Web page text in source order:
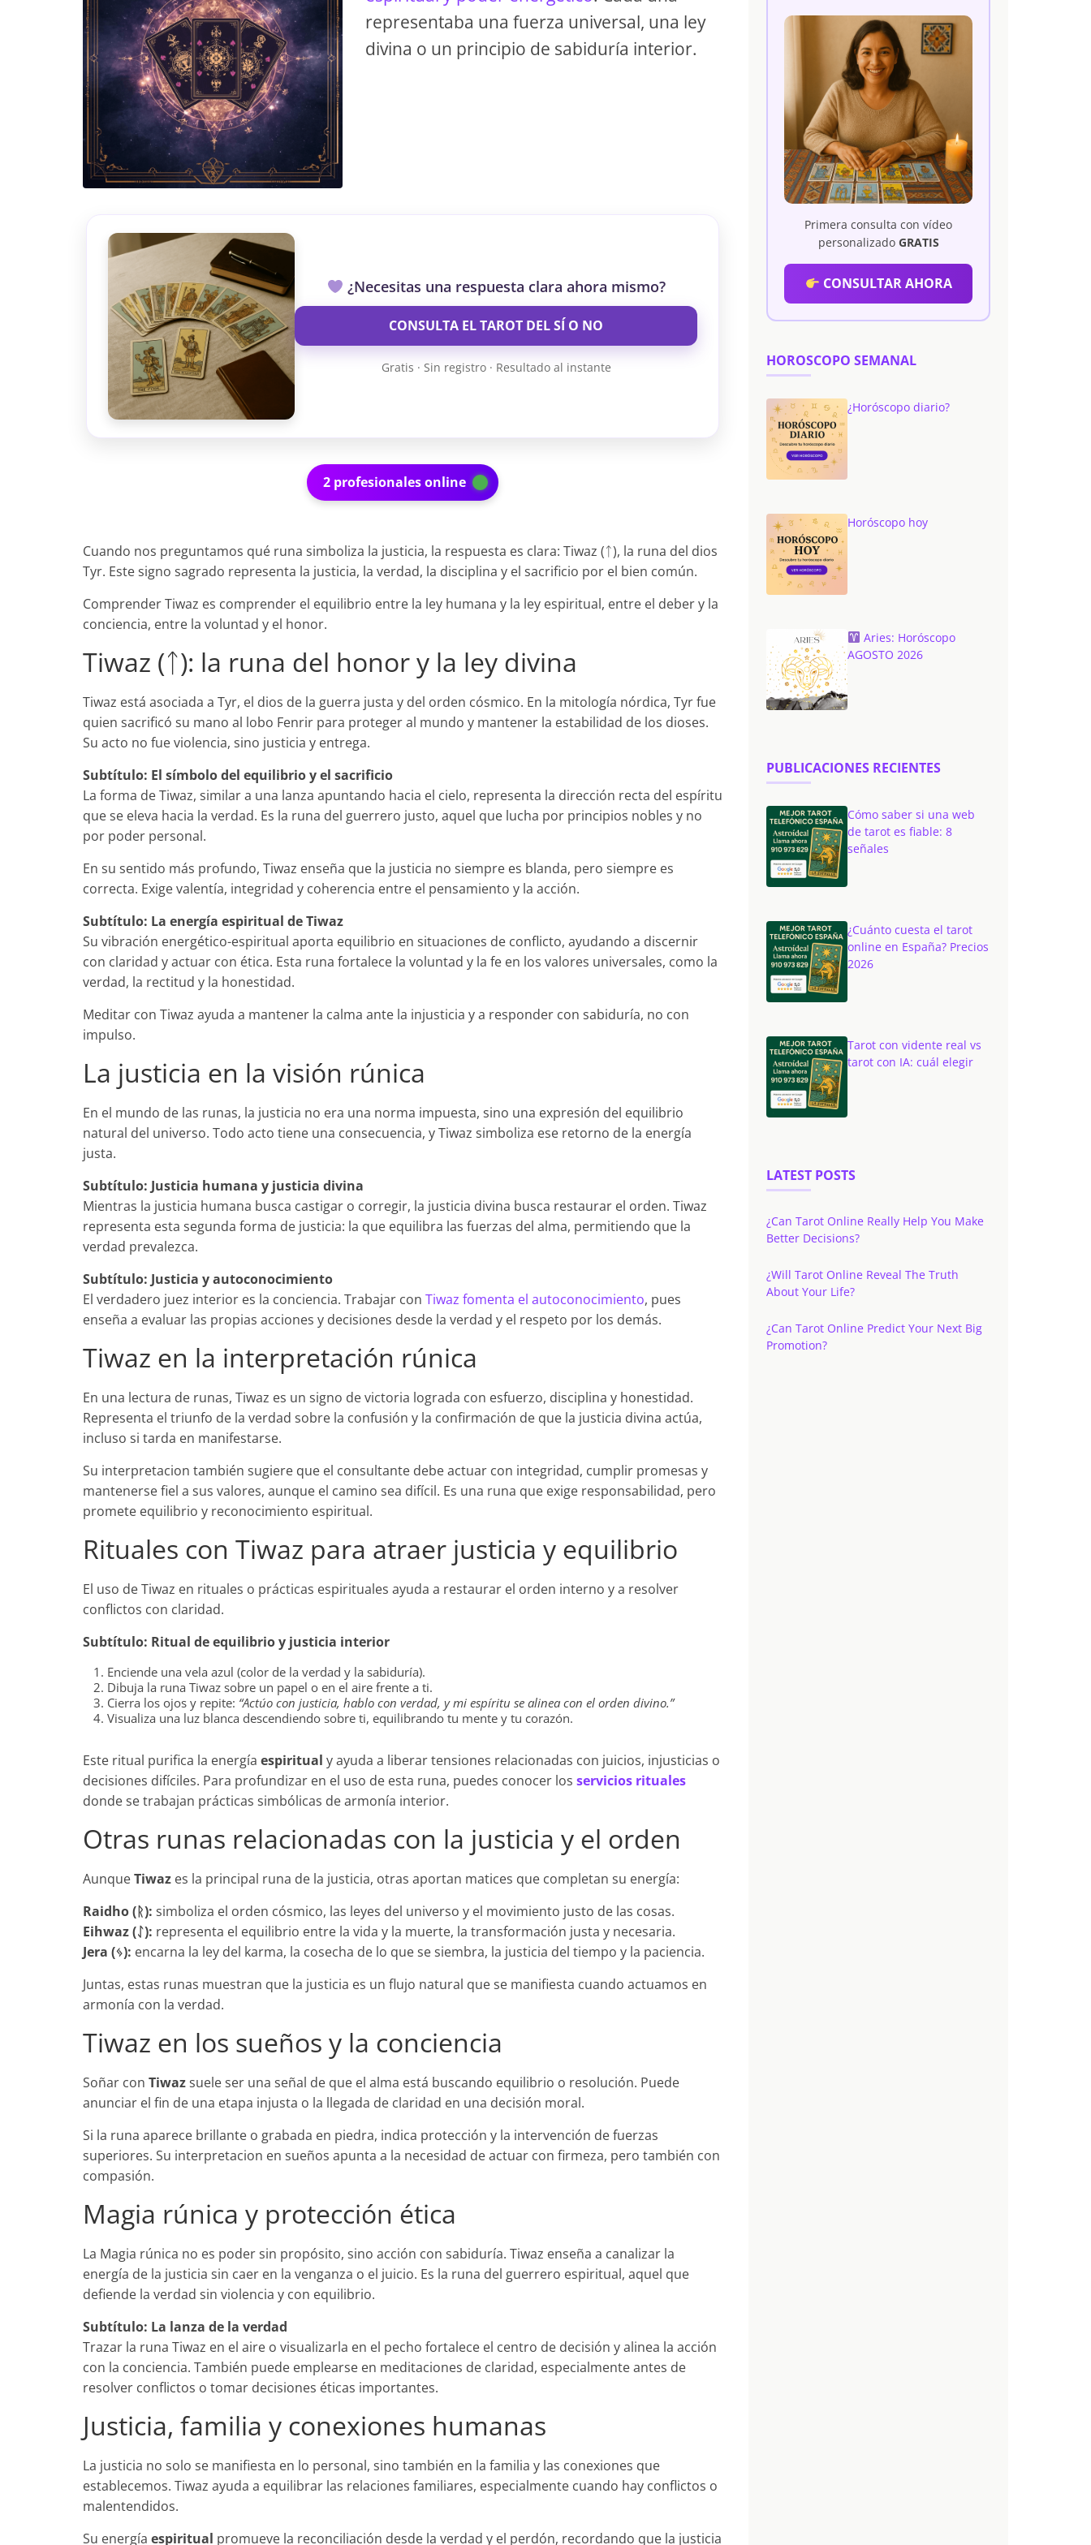
representaba una fuerza universal, una ley
divina o un principio de sabiduría interior.
¿Necesitas una respuesta clara ahora mismo?
CONSULTA EL TAROT DEL SÍ O NO
Gratis · Sin registro · Resultado al instante
2 profesionales online
Cuando nos preguntamos qué runa simboliza la justicia, la respuesta es clara: Tiwaz (ᛏ), la runa del dios
Tyr. Este signo sagrado representa la justicia, la verdad, la disciplina y el sacrificio por el bien común.
Comprender Tiwaz es comprender el equilibrio entre la ley humana y la ley espiritual, entre el deber y la
conciencia, entre la voluntad y el honor.
Tiwaz (ᛏ): la runa del honor y la ley divina
Tiwaz está asociada a Tyr, el dios de la guerra justa y del orden cósmico. En la mitología nórdica, Tyr fue
quien sacrificó su mano al lobo Fenrir para proteger al mundo y mantener la estabilidad de los dioses.
Su acto no fue violencia, sino justicia y entrega.
Subtítulo: El símbolo del equilibrio y el sacrificio
La forma de Tiwaz, similar a una lanza apuntando hacia el cielo, representa la dirección recta del espíritu
que se eleva hacia la verdad. Es la runa del guerrero justo, aquel que lucha por principios nobles y no
por poder personal.
En su sentido más profundo, Tiwaz enseña que la justicia no siempre es blanda, pero siempre es
correcta. Exige valentía, integridad y coherencia entre el pensamiento y la acción.
Subtítulo: La energía espiritual de Tiwaz
Su vibración energético-espiritual aporta equilibrio en situaciones de conflicto, ayudando a discernir
con claridad y actuar con ética. Esta runa fortalece la voluntad y la fe en los valores universales, como la
verdad, la rectitud y la honestidad.
Meditar con Tiwaz ayuda a mantener la calma ante la injusticia y a responder con sabiduría, no con
impulso.
La justicia en la visión rúnica
En el mundo de las runas, la justicia no era una norma impuesta, sino una expresión del equilibrio
natural del universo. Todo acto tiene una consecuencia, y Tiwaz simboliza ese retorno de la energía
justa.
Subtítulo: Justicia humana y justicia divina
Mientras la justicia humana busca castigar o corregir, la justicia divina busca restaurar el orden. Tiwaz
representa esta segunda forma de justicia: la que equilibra las fuerzas del alma, permitiendo que la
verdad prevalezca.
Subtítulo: Justicia y autoconocimiento
El verdadero juez interior es la conciencia. Trabajar con Tiwaz fomenta el autoconocimiento, pues
enseña a evaluar las propias acciones y decisiones desde la verdad y el respeto por los demás.
Tiwaz en la interpretación rúnica
En una lectura de runas, Tiwaz es un signo de victoria lograda con esfuerzo, disciplina y honestidad.
Representa el triunfo de la verdad sobre la confusión y la confirmación de que la justicia divina actúa,
incluso si tarda en manifestarse.
Su interpretacion también sugiere que el consultante debe actuar con integridad, cumplir promesas y
mantenerse fiel a sus valores, aunque el camino sea difícil. Es una runa que exige responsabilidad, pero
promete equilibrio y reconocimiento espiritual.
Rituales con Tiwaz para atraer justicia y equilibrio
El uso de Tiwaz en rituales o prácticas espirituales ayuda a restaurar el orden interno y a resolver
conflictos con claridad.
Subtítulo: Ritual de equilibrio y justicia interior
Enciende una vela azul (color de la verdad y la sabiduría).
Dibuja la runa Tiwaz sobre un papel o en el aire frente a ti.
Cierra los ojos y repite: “Actúo con justicia, hablo con verdad, y mi espíritu se alinea con el orden divino.”
Visualiza una luz blanca descendiendo sobre ti, equilibrando tu mente y tu corazón.
Este ritual purifica la energía espiritual y ayuda a liberar tensiones relacionadas con juicios, injusticias o
decisiones difíciles. Para profundizar en el uso de esta runa, puedes conocer los servicios rituales
donde se trabajan prácticas simbólicas de armonía interior.
Otras runas relacionadas con la justicia y el orden
AunqueTiwaz es la principal runa de la justicia, otras aportan matices que completan su energía:
Raidho (ᚱ): simboliza el orden cósmico, las leyes del universo y el movimiento justo de las cosas.
Eihwaz (ᛇ): representa el equilibrio entre la vida y la muerte, la transformación justa y necesaria.
Jera (ᛃ): encarna la ley del karma, la cosecha de lo que se siembra, la justicia del tiempo y la paciencia.
Juntas, estas runas muestran que la justicia es un flujo natural que se manifiesta cuando actuamos en
armonía con la verdad.
Tiwaz en los sueños y la conciencia
Soñar con Tiwazsuele ser una señal de que el alma está buscando equilibrio o resolución. Puede
anunciar el fin de una etapa injusta o la llegada de claridad en una decisión moral.
Si la runa aparece brillante o grabada en piedra, indica protección y la intervención de fuerzas
superiores. Su interpretacion en sueños apunta a la necesidad de actuar con firmeza, pero también con
compasión.
Magia rúnica y protección ética
La Magia rúnica no es poder sin propósito, sino acción con sabiduría. Tiwaz enseña a canalizar la
energía de la justicia sin caer en la venganza o el juicio. Es la runa del guerrero espiritual, aquel que
defiende la verdad sin violencia y con equilibrio.
Subtítulo: La lanza de la verdad
Trazar la runa Tiwaz en el aire o visualizarla en el pecho fortalece el centro de decisión y alinea la acción
con la conciencia. También puede emplearse en meditaciones de claridad, especialmente antes de
resolver conflictos o tomar decisiones éticas importantes.
Justicia, familia y conexiones humanas
La justicia no solo se manifiesta en lo personal, sino también en la familia y las conexiones que
establecemos. Tiwaz ayuda a equilibrar las relaciones familiares, especialmente cuando hay conflictos o
malentendidos.
Su energía espiritual promueve la reconciliación desde la verdad y el perdón, recordando que la justicia
Primera consulta con vídeo
personalizado GRATIS
CONSULTAR AHORA
HOROSCOPO SEMANAL
¿Horóscopo diario?
Horóscopo hoy
Aries: Horóscopo
AGOSTO 2026
PUBLICACIONES RECIENTES
Cómo saber si una web
de tarot es fiable: 8
señales
¿Cuánto cuesta el tarot
online en España? Precios
2026
Tarot con vidente real vs
tarot con IA: cuál elegir
LATEST POSTS
¿Can Tarot Online Really Help You Make
Better Decisions?
¿Will Tarot Online Reveal The Truth
About Your Life?
¿Can Tarot Online Predict Your Next Big
Promotion?
TAROT GRATIS
CONSIGUE TUS 5 MINUTOS
✓ Sin cargos automáticos. El chat se detiene al finalizar el crédito